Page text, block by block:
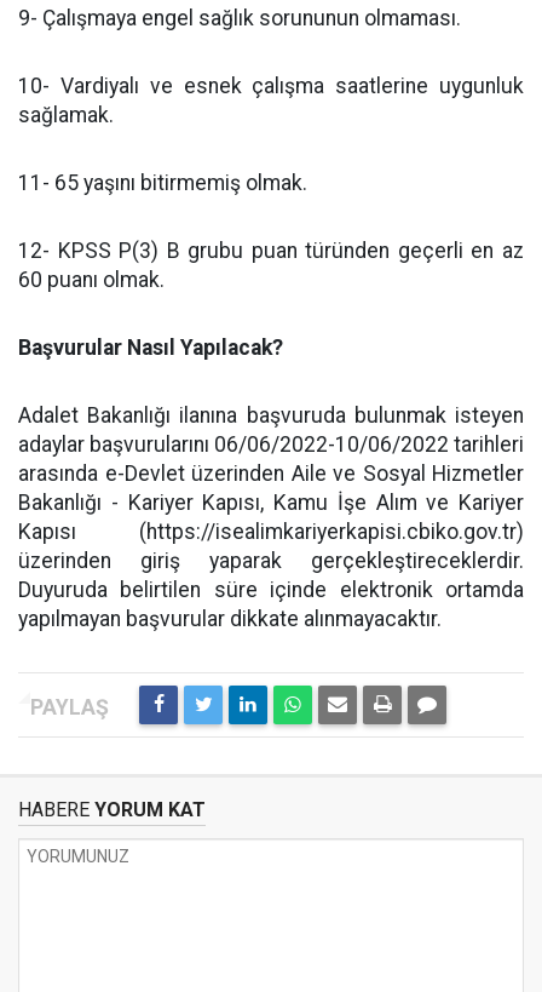
9- Çalışmaya engel sağlık sorununun olmaması.
10- Vardiyalı ve esnek çalışma saatlerine uygunluk
sağlamak.
11- 65 yaşını bitirmemiş olmak.
12- KPSS P(3) B grubu puan türünden geçerli en az
60 puanı olmak.
Başvurular Nasıl Yapılacak?
Adalet Bakanlığı ilanına başvuruda bulunmak isteyen
adaylar başvurularını 06/06/2022-10/06/2022 tarihleri
arasında e-Devlet üzerinden Aile ve Sosyal Hizmetler
Bakanlığı - Kariyer Kapısı, Kamu İşe Alım ve Kariyer
Kapısı (https://isealimkariyerkapisi.cbiko.gov.tr)
üzerinden giriş yaparak gerçekleştireceklerdir.
Duyuruda belirtilen süre içinde elektronik ortamda
yapılmayan başvurular dikkate alınmayacaktır.
HABERE YORUM KAT